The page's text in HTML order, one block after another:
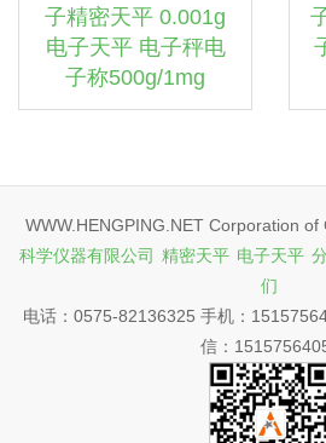
子精密天平 0.001g
电子天平 电子秤电
子称500g/1mg
WWW.HENGPING.NET Corporation of
科学仪器有限公司 精密天平 电子天平
们
电话：0575-82136325 手机：
信：